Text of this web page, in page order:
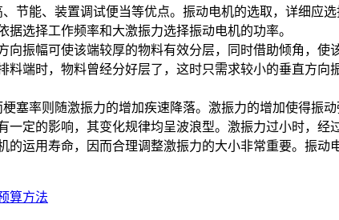
节能、装置调试便当等优点。振动电机的选取，详细应
选择工作频率和大激振力选择振动电机的功率。
振幅可使该端较厚的物料有效分层，同时借助倾角，
端时，物料曾经分好层了，这时只需求较小的垂直方向
塞率则随激振力的增加疾速降落。激振力的增加使得振
定的影响，其变化规律均呈波浪型。激振力过小时，经
运用寿命，因而合理调整激振力的大小非常重要。振动
算方法